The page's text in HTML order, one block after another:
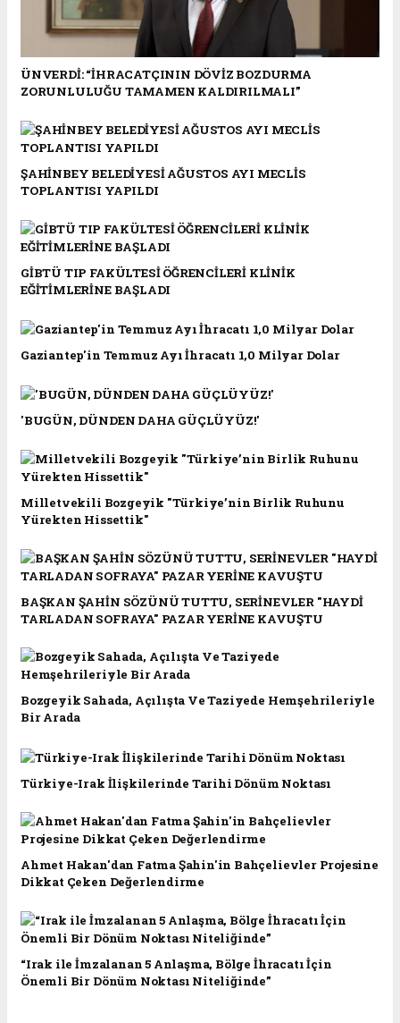
ÜNVERDİ: “İHRACATÇININ DÖVİZ BOZDURMA
ZORUNLULUĞU TAMAMEN KALDIRILMALI”
ŞAHİNBEY BELEDİYESİ AĞUSTOS AYI MECLİS
TOPLANTISI YAPILDI
GİBTÜ TIP FAKÜLTESİ ÖĞRENCİLERİ KLİNİK
EĞİTİMLERİNE BAŞLADI
Gaziantep'in Temmuz Ayı İhracatı 1,0 Milyar Dolar
'BUGÜN, DÜNDEN DAHA GÜÇLÜYÜZ!'
Milletvekili Bozgeyik "Türkiye’nin Birlik Ruhunu
Yürekten Hissettik"
BAŞKAN ŞAHİN SÖZÜNÜ TUTTU, SERİNEVLER "HAYDİ
TARLADAN SOFRAYA" PAZAR YERİNE KAVUŞTU
Bozgeyik Sahada, Açılışta Ve Taziyede Hemşehrileriyle
Bir Arada
Türkiye-Irak İlişkilerinde Tarihi Dönüm Noktası
Ahmet Hakan'dan Fatma Şahin'in Bahçelievler Projesine
Dikkat Çeken Değerlendirme
“Irak ile İmzalanan 5 Anlaşma, Bölge İhracatı İçin
Önemli Bir Dönüm Noktası Niteliğinde”